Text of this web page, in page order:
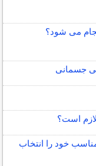
می شود؟
جسمانی
است؟
خود را انتخاب